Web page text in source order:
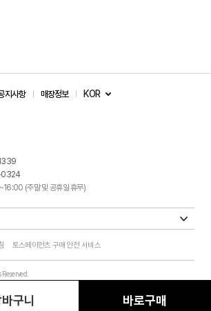
구니 바로구매
지사항 매장정보 KOR
0324
(주말 및 공휴일 휴무)
토스페이먼츠 구매 안전 서비스